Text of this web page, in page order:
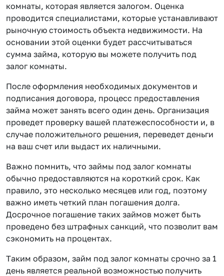
комнаты, которая является залогом. Оценка
проводится специалистами, которые устанавливают
рыночную стоимость объекта недвижимости. На
основании этой оценки будет рассчитываться
сумма займа, которую вы можете получить под
залог комнаты.
После оформления необходимых документов и
подписания договора, процесс предоставления
займа может занять всего один день. Организация
проведет проверку вашей платежеспособности и, в
случае положительного решения, переведет деньги
на ваш счет или выдаст их наличными.
Важно помнить, что займы под залог комнаты
обычно предоставляются на короткий срок. Как
правило, это несколько месяцев или год, поэтому
важно иметь четкий план погашения долга.
Досрочное погашение таких займов может быть
проведено без штрафных санкций, что позволит вам
сэкономить на процентах.
Таким образом, займ под залог комнаты срочно за 1
день является реальной возможностью получить